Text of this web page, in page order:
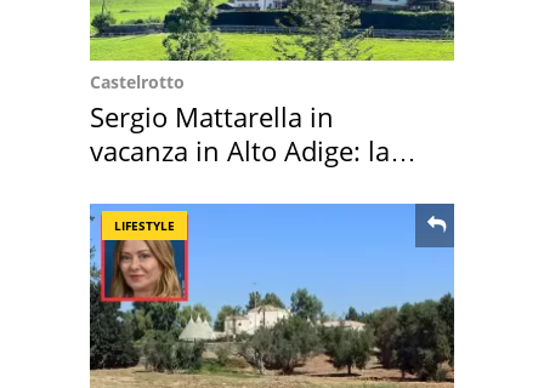
Castelrotto
Sergio Mattarella in
vacanza in Alto Adige: la
LIFESTYLE